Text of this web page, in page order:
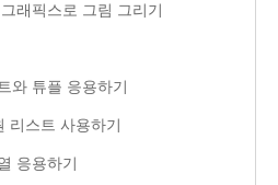
래픽스로 그림 그리기
와 튜플 응용하기
리스트 사용하기
응용하기